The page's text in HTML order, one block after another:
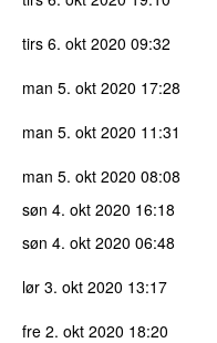
tirs 6. okt 2020 09:32
man 5. okt 2020 17:28
man 5. okt 2020 11:31
man 5. okt 2020 08:08
søn 4. okt 2020 16:18
søn 4. okt 2020 06:48
lør 3. okt 2020 13:17
fre 2. okt 2020 18:20